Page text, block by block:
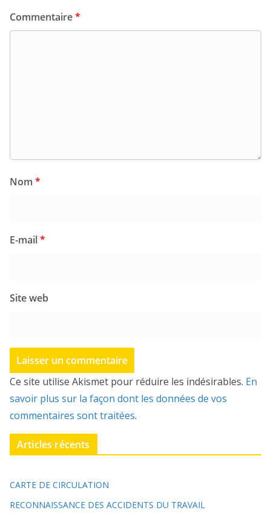
Commentaire*
Nom *
E-mail*
Site web
Ce site utilise Akismet pour réduire les indésirables. En
savoir plus sur la façon dont les données de vos
commentaires sont traitées.
Articles récents
CARTE DE CIRCULATION
RECONNAISSANCE DES ACCIDENTS DU TRAVAIL